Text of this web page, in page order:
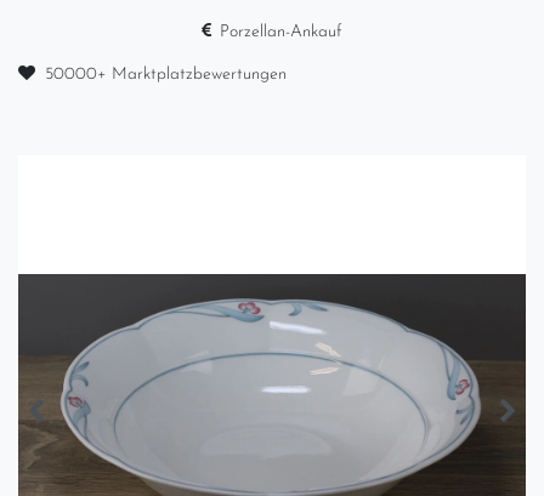
Porzellan-Ankauf
50000+ Marktplatzbewertungen